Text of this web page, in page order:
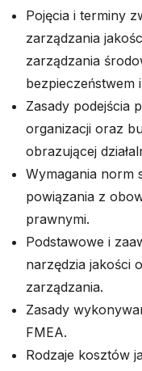
Pojęcia i terminy
zarządzania
zarządzania
bezpieczeństwem
Zasady podejścia
organizacji oraz
obrazującej
Wymagania norm
powiązania z
prawnymi.
Podstawowe i
narzędzia jakości
zarządzania.
Zasady
FMEA.
Rodzaje kosztów